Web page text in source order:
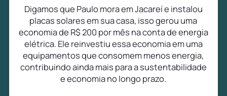
Digamos que Paulo mora em Jacareí e instalou
placas solares em sua casa, isso gerou uma
economia de R$ 200 por mês na conta de energia
elétrica. Ele reinvestiu essa economia em uma
equipamentos que consomem menos energia,
contribuindo ainda mais para a sustentabilidade
e economia no longo prazo.